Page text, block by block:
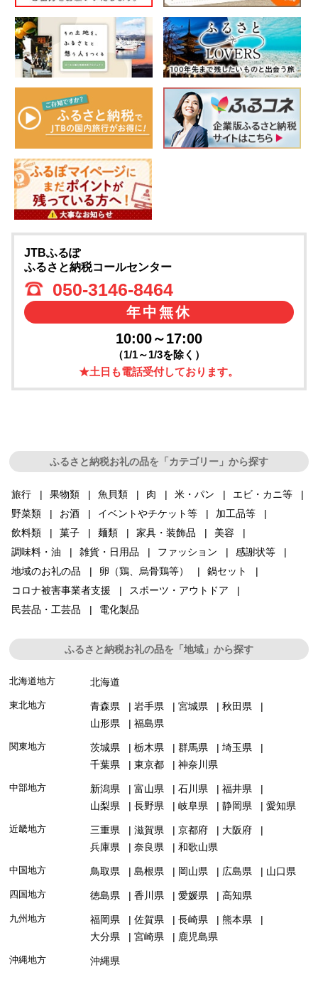
JTBふるぽ
ふるさと納税コールセンター
050-3146-8464
年中無休
10:00～17:00
（1/1～1/3を除く）
★土日も電話受付しております。
ふるさと納税お礼の品を「カテゴリー」から探す
旅行 果物類 魚貝類 肉 米・パン
エビ・カニ等
野菜類
お酒 イベントやチケット等
加工品等
飲料類
菓子 麺類 家具・装飾品
美容
調味料・油
雑貨・日用品 ファッション
感謝状等
地域のお礼の品
卵（鶏、烏骨鶏等）
鍋セット
コロナ被害事業者支援
スポーツ・アウトドア
民芸品・工芸品
電化製品
ふるさと納税お礼の品を「地域」から探す
北海道地方 北海道
東北地方 青森県 岩手県 宮城県
秋田県
山形県
福島県
関東地方 茨城県 栃木県 群馬県
埼玉県
千葉県
東京都 神奈川県
中部地方 新潟県 富山県 石川県
福井県
山梨県
長野県 岐阜県 静岡県 愛知県
近畿地方 三重県 滋賀県 京都府
大阪府
兵庫県
奈良県 和歌山県
中国地方 鳥取県 島根県 岡山県 広島県 山口県
四国地方 徳島県 香川県 愛媛県 高知県
九州地方 福岡県 佐賀県 長崎県
熊本県
大分県
宮崎県 鹿児島県
沖縄地方 沖縄県